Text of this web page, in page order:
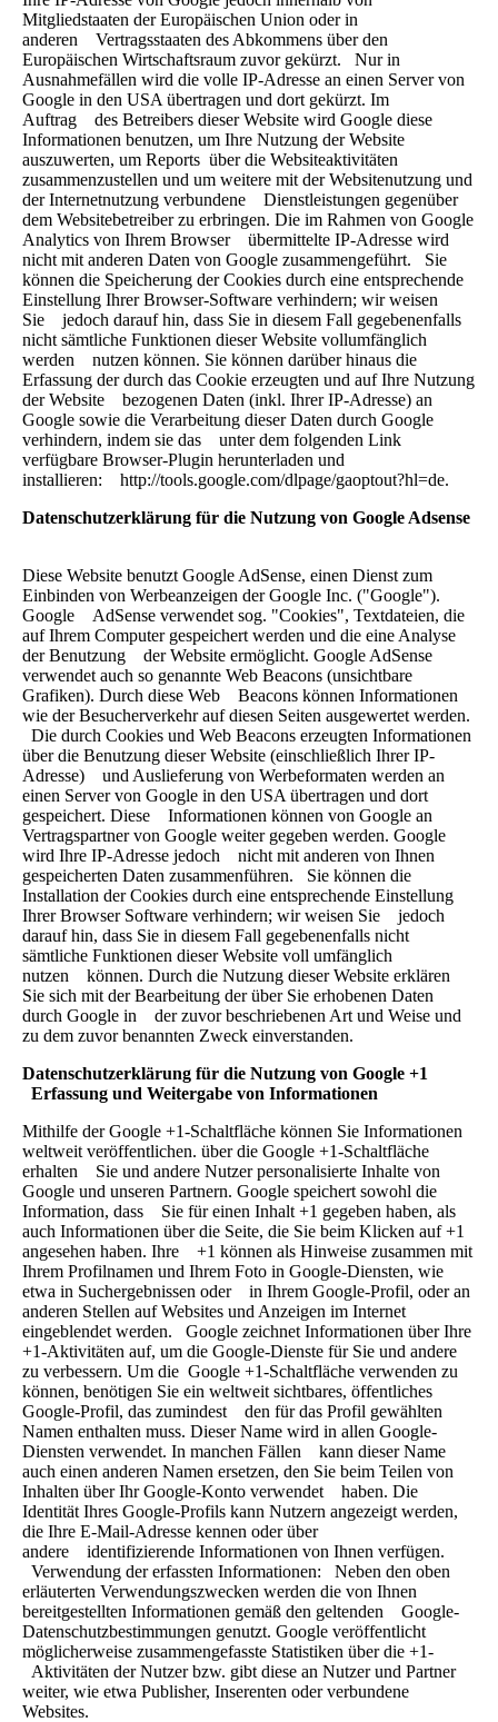
Mitgliedstaaten der Europäischen Union oder in
anderen Vertragsstaaten des Abkommens über den
Europäischen Wirtschaftsraum zuvor gekürzt. Nur in
Ausnahmefällen wird die volle IP-Adresse an einen Server von
Google in den USA übertragen und dort gekürzt. Im
Auftrag des Betreibers dieser Website wird Google diese
Informationen benutzen, um Ihre Nutzung der Website
auszuwerten, um Reports über die Websiteaktivitäten
zusammenzustellen und um weitere mit der Websitenutzung und
der Internetnutzung verbundene Dienstleistungen gegenüber
dem Websitebetreiber zu erbringen. Die im Rahmen von Google
Analytics von Ihrem Browser übermittelte IP-Adresse wird
nicht mit anderen Daten von Google zusammengeführt. Sie
können die Speicherung der Cookies durch eine entsprechende
Einstellung Ihrer Browser-Software verhindern; wir weisen
Sie jedoch darauf hin, dass Sie in diesem Fall gegebenenfalls
nicht sämtliche Funktionen dieser Website vollumfänglich
werden nutzen können. Sie können darüber hinaus die
Erfassung der durch das Cookie erzeugten und auf Ihre Nutzung
der Website bezogenen Daten (inkl. Ihrer IP-Adresse) an
Google sowie die Verarbeitung dieser Daten durch Google
verhindern, indem sie das unter dem folgenden Link
verfügbare Browser-Plugin herunterladen und
installieren: http://tools.google.com/dlpage/gaoptout?hl=de.
Datenschutzerklärung für die Nutzung von Google Adsense
Diese Website benutzt Google AdSense, einen Dienst zum
Einbinden von Werbeanzeigen der Google Inc. ("Google").
Google AdSense verwendet sog. "Cookies", Textdateien, die
auf Ihrem Computer gespeichert werden und die eine Analyse
der Benutzung der Website ermöglicht. Google AdSense
verwendet auch so genannte Web Beacons (unsichtbare
Grafiken). Durch diese Web Beacons können Informationen
wie der Besucherverkehr auf diesen Seiten ausgewertet werden.
Die durch Cookies und Web Beacons erzeugten Informationen
über die Benutzung dieser Website (einschließlich Ihrer IP-
Adresse) und Auslieferung von Werbeformaten werden an
einen Server von Google in den USA übertragen und dort
gespeichert. Diese Informationen können von Google an
Vertragspartner von Google weiter gegeben werden. Google
wird Ihre IP-Adresse jedoch nicht mit anderen von Ihnen
gespeicherten Daten zusammenführen. Sie können die
Installation der Cookies durch eine entsprechende Einstellung
Ihrer Browser Software verhindern; wir weisen Sie jedoch
darauf hin, dass Sie in diesem Fall gegebenenfalls nicht
sämtliche Funktionen dieser Website voll umfänglich
nutzen können. Durch die Nutzung dieser Website erklären
Sie sich mit der Bearbeitung der über Sie erhobenen Daten
durch Google in der zuvor beschriebenen Art und Weise und
zu dem zuvor benannten Zweck einverstanden.
Datenschutzerklärung für die Nutzung von Google +1
Erfassung und Weitergabe von Informationen
Mithilfe der Google +1-Schaltfläche können Sie Informationen
weltweit veröffentlichen. über die Google +1-Schaltfläche
erhalten Sie und andere Nutzer personalisierte Inhalte von
Google und unseren Partnern. Google speichert sowohl die
Information, dass Sie für einen Inhalt +1 gegeben haben, als
auch Informationen über die Seite, die Sie beim Klicken auf +1
angesehen haben. Ihre +1 können als Hinweise zusammen mit
Ihrem Profilnamen und Ihrem Foto in Google-Diensten, wie
etwa in Suchergebnissen oder in Ihrem Google-Profil, oder an
anderen Stellen auf Websites und Anzeigen im Internet
eingeblendet werden. Google zeichnet Informationen über Ihre
+1-Aktivitäten auf, um die Google-Dienste für Sie und andere
zu verbessern. Um die Google +1-Schaltfläche verwenden zu
können, benötigen Sie ein weltweit sichtbares, öffentliches
Google-Profil, das zumindest den für das Profil gewählten
Namen enthalten muss. Dieser Name wird in allen Google-
Diensten verwendet. In manchen Fällen kann dieser Name
auch einen anderen Namen ersetzen, den Sie beim Teilen von
Inhalten über Ihr Google-Konto verwendet haben. Die
Identität Ihres Google-Profils kann Nutzern angezeigt werden,
die Ihre E-Mail-Adresse kennen oder über
andere identifizierende Informationen von Ihnen verfügen.
Verwendung der erfassten Informationen: Neben den oben
erläuterten Verwendungszwecken werden die von Ihnen
bereitgestellten Informationen gemäß den geltenden Google-
Datenschutzbestimmungen genutzt. Google veröffentlicht
möglicherweise zusammengefasste Statistiken über die +1-
Aktivitäten der Nutzer bzw. gibt diese an Nutzer und Partner
weiter, wie etwa Publisher, Inserenten oder verbundene
Websites.